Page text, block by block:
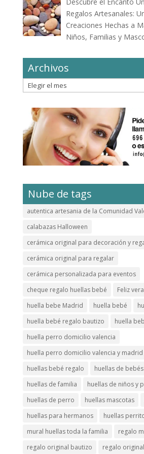
Regalos Artesanales:
Creaciones Hechas a
Niños, Familias y
Archivos
Archivos
Nube de tags
autentica artesania de la Comunidad
calabazas Halloween
cerámica original para decoración y
cerámica original para regalar
cerámica personalizada para eventos
cheque regalo huellas bebé
Feliz
huella bebe Madrid
huella bebé
huella bebé regalo bautizo
huella
huella perro domicilio valencia
huella perro domicilio valencia y madrid
huellas bebé regalo
huellas de bebés
huellas de familia
huellas de niños y
huellas de perro
huellas mascotas
huellas para hermanos
huellas
mural huellas toda la familia
regalo
regalo original bautizo
regalo